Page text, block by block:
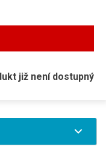
již není dostupný